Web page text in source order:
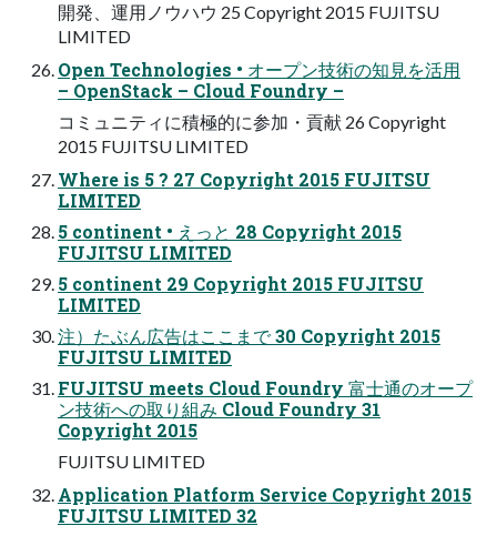
開発、運用ノウハウ 25 Copyright 2015 FUJITSU
LIMITED
Open Technologies • オープン技術の知見を活用
– OpenStack – Cloud Foundry –
コミュニティに積極的に参加・貢献 26 Copyright
2015 FUJITSU LIMITED
Where is 5 ? 27 Copyright 2015 FUJITSU
LIMITED
5 continent • えっと 28 Copyright 2015
FUJITSU LIMITED
5 continent 29 Copyright 2015 FUJITSU
LIMITED
注）たぶん広告はここまで 30 Copyright 2015
FUJITSU LIMITED
FUJITSU meets Cloud Foundry 富士通のオープ
ン技術への取り組み Cloud Foundry 31
Copyright 2015
FUJITSU LIMITED
Application Platform Service Copyright 2015
FUJITSU LIMITED 32